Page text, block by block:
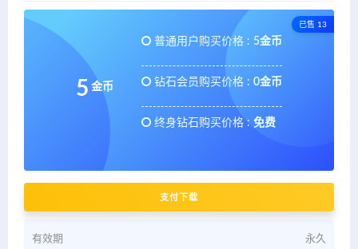
已售 13
5 金币
普通用户购买价格 : 5金币
钻石会员购买价格 : 0金币
终身钻石购买价格 : 免费
支付下载
有效期 永久